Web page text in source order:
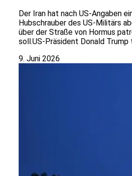
Der Iran hat nach US-Angaben
Hubschrauber des US-Militärs
über der Straße von Hormus
soll.US-Präsident Donald Trump
9. Juni 2026